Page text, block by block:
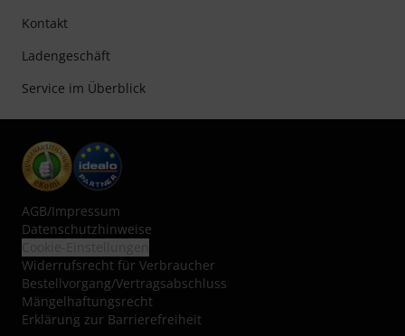
Kontakt
Ladengeschäft
Service im Überblick
AGB/Impressum
Datenschutzhinweise
Widerrufsrecht für Verbraucher
Bestellvorgang/Vertragsabschluss
Mängelhaftungsrecht
Erklärung zur Barrierefreiheit